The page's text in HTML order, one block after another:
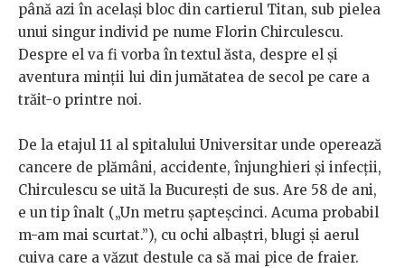
până azi în același bloc din cartierul Titan, sub pielea
unui singur individ pe nume Florin Chirculescu.
Despre el va fi vorba în textul ăsta, despre el și
aventura minții lui din jumătatea de secol pe care a
trăit-o printre noi.
De la etajul 11 al spitalului Universitar unde operează
cancere de plămâni, accidente, înjunghieri și infecții,
Chirculescu se uită la București de sus. Are 58 de ani,
e un tip înalt („Un metru șapteșcinci. Acuma probabil
m-am mai scurtat.”), cu ochi albaștri, blugi și aerul
cuiva care a văzut destule ca să mai pice de fraier.